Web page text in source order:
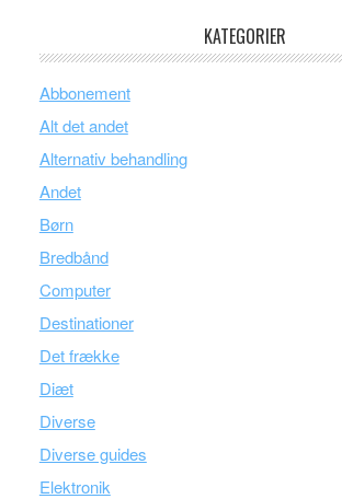
KATEGORIER
Abbonement
Alt det andet
Alternativ behandling
Andet
Børn
Bredbånd
Computer
Destinationer
Det frække
Diæt
Diverse
Diverse guides
Elektronik